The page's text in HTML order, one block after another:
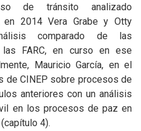
de tránsito analizado
en 2014 Vera Grabe y Otty
comparado de las
FARC, en curso en ese
Mauricio García, en el
de CINEP sobre procesos de
anteriores con un análisis
en los procesos de paz en
4).